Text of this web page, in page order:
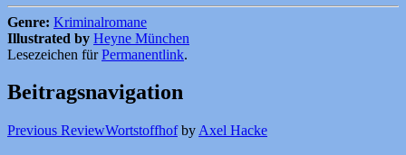
Genre: Kriminalromane
Illustrated by Heyne München
Lesezeichen fürPermanentlink.
Beitragsnavigation
Previous ReviewWortstoffhofby Axel Hacke